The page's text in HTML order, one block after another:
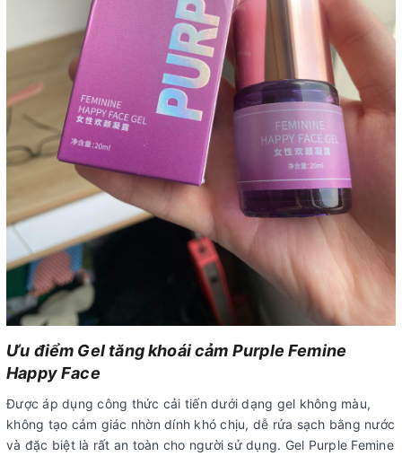
Ưu điểm Gel tăng khoái cảm Purple Femine
Happy Face
Được áp dụng công thức cải tiến dưới dạng gel không màu,
không tạo cảm giác nhờn dính khó chịu, dễ rửa sạch bằng nước
và đặc biệt là rất an toàn cho người sử dụng. Gel Purple Femine